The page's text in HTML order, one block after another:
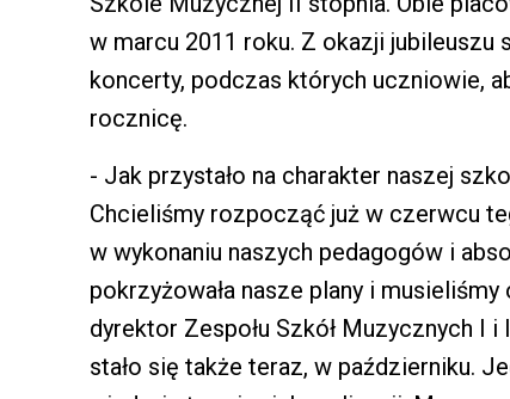
w marcu 2011 roku. Z okazji jubileuszu
koncerty, podczas których uczniowie,
rocznicę.
- Jak przystało na charakter naszej
Chcieliśmy rozpocząć już w czerwcu
w wykonaniu naszych pedagogów i
pokrzyżowała nasze plany i
dyrektor Zespołu Szkół Muzycznych I
stało się także teraz, w październiku.